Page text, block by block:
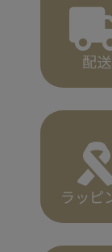
配送
ラッピ